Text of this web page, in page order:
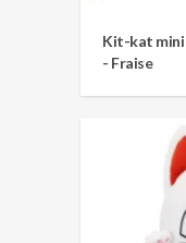
Kit-kat mini
- Fraise